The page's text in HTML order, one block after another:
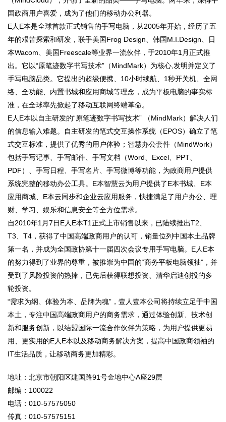
国政商用户喜爱，成为了他们的移动办公利器。
E人E本是全球首款正式销售的手写电脑，从2005年开始，经历了五
年的艰苦探索和研发，联手美国Frog Design、韩国M.I.Design、日
本Wacom、美国Freescale等业界一流伙伴，于2010年1月正式推
出。它以“原笔迹数字书写技术”（MindMark）为核心,发明并定义了
手写电脑品类。它提出的超级便携、10小时续航、1秒开关机、全网
络、全功能、内置书城和应用商城等理念，成为平板电脑的事实标
准，在全球率先掀起了移动互联网终端革命。
E人E本以自主研发的“原笔迹数字书写技术” （MindMark）解决人们
的信息输入难题。自主研发的笔式交互操作系统（EPOS）确立了笔
式交互标准，提供了优秀的用户体验；智慧办公套件（MindWork）
包括手写记事、手写邮件、手写文档（Word、Excel、PPT、
PDF）、手写日程、手写名片、手写微博等功能，为政商用户提供
系统完整的移动办公工具。E本智慧云为用户提供了E本书城、E本
应用商城、E本云同步和企业云应用服务，快捷满足了用户办公、理
财、学习、娱乐和信息安全等全方位需求。
自2010年1月7日E人E本T1正式上市销售以来，已陆续推出T2、
T3、T4，获得了中国高端政商用户的认可，销量位列中国本土品牌
第一名，并成为全国政协第十一届四次会议专用手写电脑。E人E本
的努力得到了业界的尊重，被推崇为中国的“商务平板电脑领袖”，并
受到了风险投资的热捧，已先后获得联想投资、清华启迪创投的多
轮投资。
“需求为纲、体验为本、品牌为魂”，壹人壹本公司将持续立足于中国
本土，专注中国高端政商用户的商务需求，通过体验创新、技术创
新和服务创新，以结盟国际一流合作伙伴为策略，为用户提供更易
用、更实用的E人E本以及移动商务解决方案，提高中国政商领袖的
IT生活品质，让移动商务更加精彩。
地址：北京市朝阳区建国路91号金地中心A座29层
邮编：100022
电话：010-57575050
传真：010-57575151